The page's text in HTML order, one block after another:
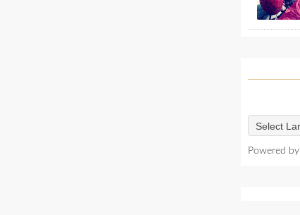
Powered by